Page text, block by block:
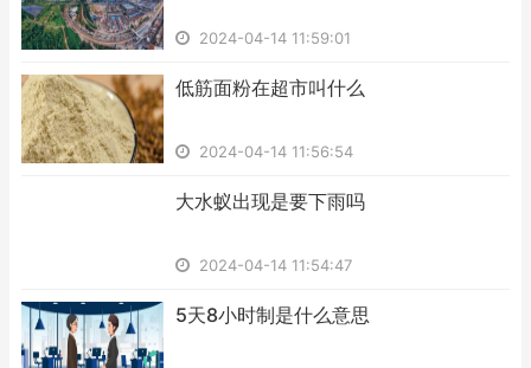
2024-04-14 11:59:01
​低筋面粉在超市叫什么
2024-04-14 11:56:54
​大水蚁出现是要下雨吗
2024-04-14 11:54:47
​5天8小时制是什么意思